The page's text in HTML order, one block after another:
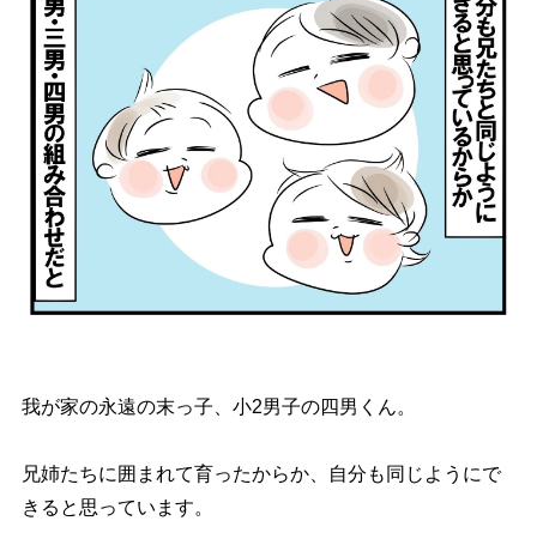
我が家の永遠の末っ子、小2男子の四男くん。
兄姉たちに囲まれて育ったからか、自分も同じようにで
きると思っています。